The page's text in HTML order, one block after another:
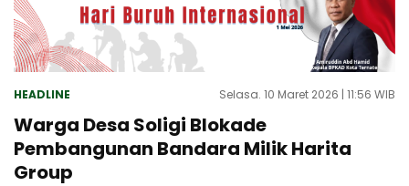
HEADLINE Selasa. 10 Maret 2026 | 11:56 WIB
Warga Desa Soligi Blokade
Pembangunan Bandara Milik Harita
Group